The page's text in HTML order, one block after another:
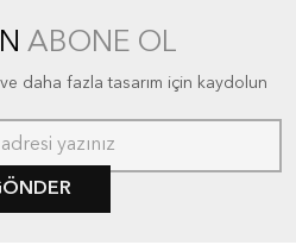
ABONE OL
daha fazla tasarım için kaydolun